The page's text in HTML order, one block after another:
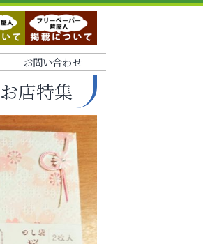
お問い合わせ
店特集